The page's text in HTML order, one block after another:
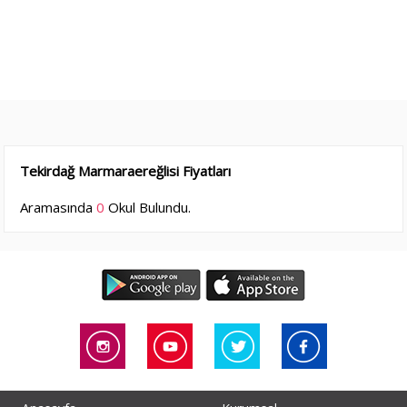
Tekirdağ Marmaraereğlisi Fiyatları
Aramasında0 Okul Bulundu.